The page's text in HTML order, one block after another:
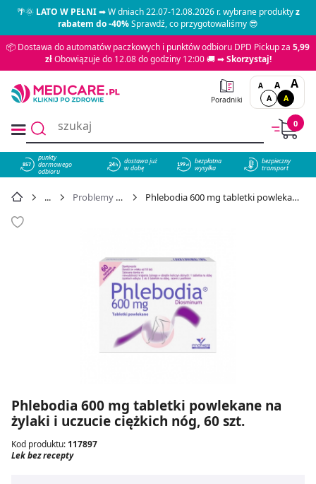
🌴🌞LATO W PEŁNI➡ W dniach 22.07-12.08.2026 r. wybrane produktyz
rabatem do -40%Sprawdź, co przygotowaliśmy 😎
📦 Dostawa do automatów paczkowych i punktów odbioru DPD Pickup za 5,99
złObowiązuje do 12.08 do godziny 12:00 🚚 ➡Skorzystaj!
Poradniki
A A A
A A
0
857
punkty
darmowego
odbioru
dostawa już
w dobę
bezpłatna
wysyłka
bezpieczny
transport
Problemy żylne kończyn dolnych Phlebodia 600 mg tabletki powlekane na żylaki i uczucie ciężkich nóg, 60 szt. - cena 47,49 zł
Phlebodia 600 mg tabletki powlekane na
żylaki i uczucie ciężkich nóg, 60 szt.
Kod produktu: 117897
Lek bez recepty